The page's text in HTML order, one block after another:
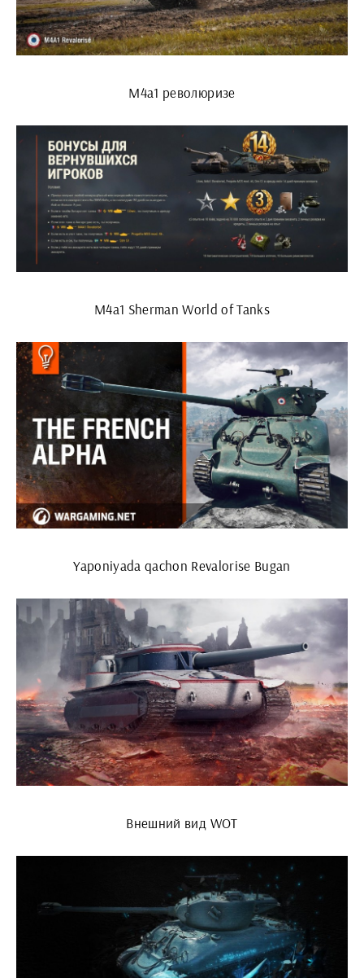
М4а1 революризе
M4a1 Sherman World of Tanks
Yaponiyada qachon Revalorise Bugan
Внешний вид WOT